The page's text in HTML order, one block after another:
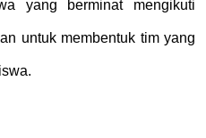
yang berminat mengikuti
untuk membentuk tim yang